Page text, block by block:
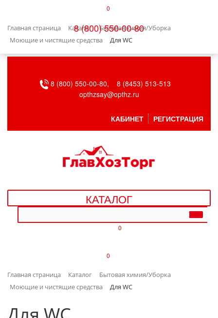
0
8 (800) 550-00-80
Главная страница Каталог
Бытовая химия/Уборка
Моющие и чистящие средства
Для WC
БЫТОВАЯ ТЕХНИКА
ВЕНТИЛЯЦИЯ
ДАЧА, САД И ОГОРОД
ДЕТСКИЕ ТОВАРЫ
ИНТЕРЬЕР
8 (800) 550-00-80,
8 (8453) 513-513
opthzsay@opthz.ru
КАБИНЕТ РЕГИСТРАЦИЯ
КАТАЛОГ
0
0
Главная страница Каталог
Бытовая химия/Уборка
Моющие и чистящие средства
Для WC